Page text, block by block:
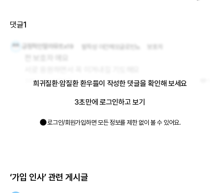
댓글1
긍정적인말라뮤트x19 발작성 야간헤모글로빈뇨
2023. 12. 7.대댓글
희귀질환·암질환 환우들이 작성한 댓글을 확인해 보세요
3초만에 로그인하고 보기
로그인/회원가입하면 모든 정보를 제한 없이 볼 수 있어요.
‘가입 인사’ 관련 게시글